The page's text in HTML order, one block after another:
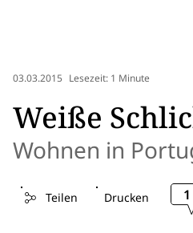
03.03.2015 Lesezeit: 1 Minute
Weiße
Wohnen in
Teilen Drucken 1